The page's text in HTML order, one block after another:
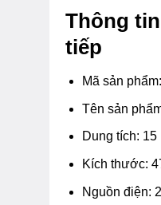
Thông
tiếp
Mã sản
Tên sản
Dung tích: 15
Kích thước:
Nguồn điện: